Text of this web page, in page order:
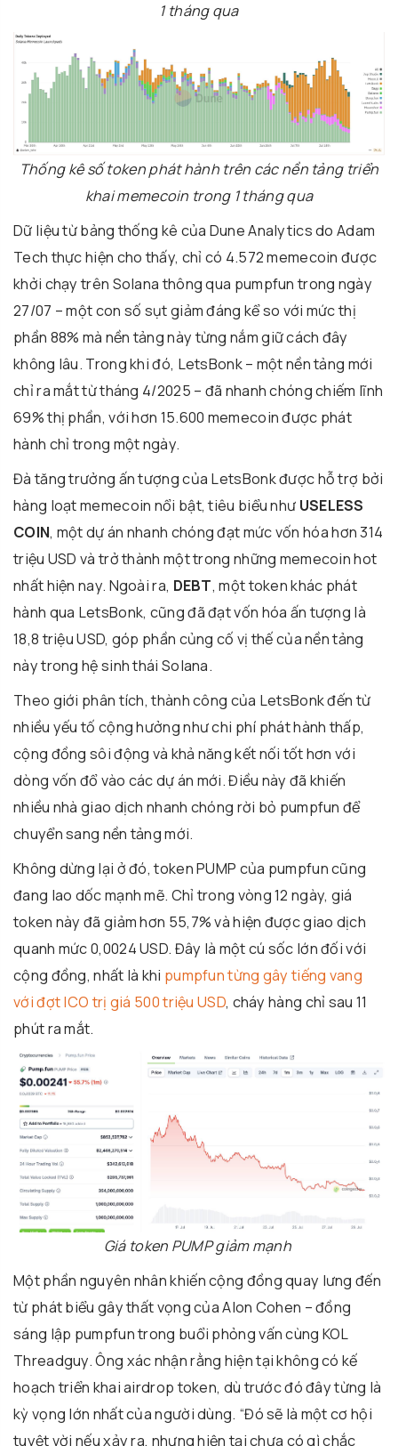
1 tháng qua
Thống kê số token phát hành trên các nền tảng triển
khai memecoin trong 1 tháng qua
Dữ liệu từ bảng thống kê của Dune Analytics do Adam
Tech thực hiện cho thấy, chỉ có 4.572 memecoin được
khởi chạy trên Solana thông qua pumpfun trong ngày
27/07 – một con số sụt giảm đáng kể so với mức thị
phần 88% mà nền tảng này từng nắm giữ cách đây
không lâu. Trong khi đó, LetsBonk – một nền tảng mới
chỉ ra mắt từ tháng 4/2025 – đã nhanh chóng chiếm lĩnh
69% thị phần, với hơn 15.600 memecoin được phát
hành chỉ trong một ngày.
Đà tăng trưởng ấn tượng của LetsBonk được hỗ trợ bởi
hàng loạt memecoin nổi bật, tiêu biểu như USELESS
COIN, một dự án nhanh chóng đạt mức vốn hóa hơn 314
triệu USD và trở thành một trong những memecoin hot
nhất hiện nay. Ngoài ra, DEBT, một token khác phát
hành qua LetsBonk, cũng đã đạt vốn hóa ấn tượng là
18,8 triệu USD, góp phần củng cố vị thế của nền tảng
này trong hệ sinh thái Solana.
Theo giới phân tích, thành công của LetsBonk đến từ
nhiều yếu tố cộng hưởng như chi phí phát hành thấp,
cộng đồng sôi động và khả năng kết nối tốt hơn với
dòng vốn đổ vào các dự án mới. Điều này đã khiến
nhiều nhà giao dịch nhanh chóng rời bỏ pumpfun để
chuyển sang nền tảng mới.
Không dừng lại ở đó, token PUMP của pumpfun cũng
đang lao dốc mạnh mẽ. Chỉ trong vòng 12 ngày, giá
token này đã giảm hơn 55,7% và hiện được giao dịch
quanh mức 0,0024 USD. Đây là một cú sốc lớn đối với
cộng đồng, nhất là khi pumpfun từng gây tiếng vang
với đợt ICO trị giá 500 triệu USD, cháy hàng chỉ sau 11
phút ra mắt.
Giá token PUMP giảm mạnh
Một phần nguyên nhân khiến cộng đồng quay lưng đến
từ phát biểu gây thất vọng của Alon Cohen – đồng
sáng lập pumpfun trong buổi phỏng vấn cùng KOL
Threadguy. Ông xác nhận rằng hiện tại không có kế
hoạch triển khai airdrop token, dù trước đó đây từng là
kỳ vọng lớn nhất của người dùng. “Đó sẽ là một cơ hội
tuyệt vời nếu xảy ra, nhưng hiện tại chưa có gì chắc